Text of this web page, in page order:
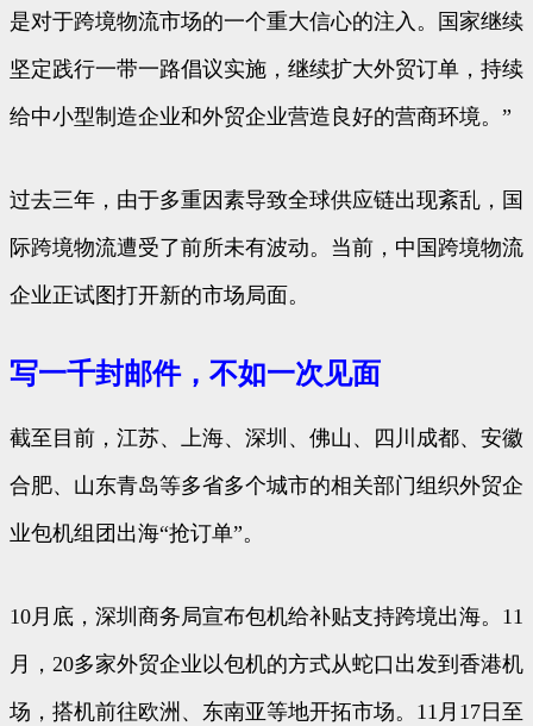
是对于跨境物流市场的一个重大信心的注入。国家继续
坚定践行一带一路倡议实施，继续扩大外贸订单，持续
给中小型制造企业和外贸企业营造良好的营商环境。”
过去三年，由于多重因素导致全球供应链出现紊乱，国
际跨境物流遭受了前所未有波动。当前，中国跨境物流
企业正试图打开新的市场局面。
写一千封邮件，不如一次见面
截至目前，江苏、上海、深圳、佛山、四川成都、安徽
合肥、山东青岛等多省多个城市的相关部门组织外贸企
业包机组团出海“抢订单”。
10月底，深圳商务局宣布包机给补贴支持跨境出海。11
月，20多家外贸企业以包机的方式从蛇口出发到香港机
场，搭机前往欧洲、东南亚等地开拓市场。11月17日至